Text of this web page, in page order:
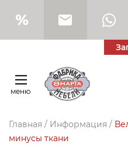
меню
Главная / Информация /
минусы ткани